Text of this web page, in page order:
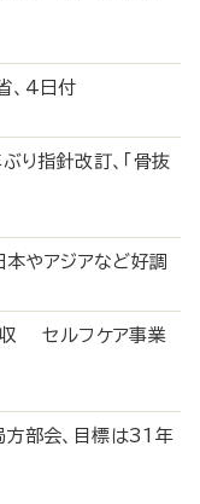
、4日付
指針改訂、「骨抜
やアジアなど好調
収 セルフケア事業
部会、目標は31年